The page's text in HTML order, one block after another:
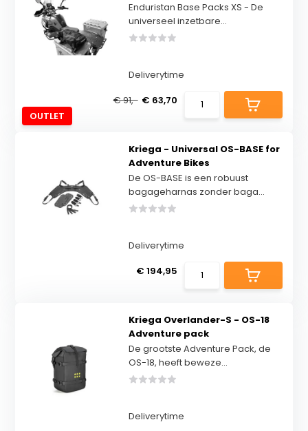
OUTLET
Enduristan Base Packs XS - De
universeel inzetbare...
Deliverytime
€ 91,- € 63,70
Kriega - Universal OS-BASE for
Adventure Bikes
De OS-BASE is een robuust
bagageharnas zonder baga...
Deliverytime
€ 194,95
Kriega Overlander-S - OS-18
Adventure pack
De grootste Adventure Pack, de
OS-18, heeft beweze...
Deliverytime